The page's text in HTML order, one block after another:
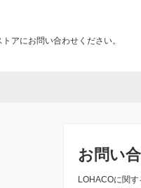
アにお問い合わせください。
お問い
LOHACOに関す